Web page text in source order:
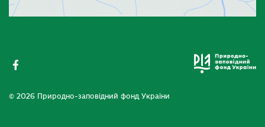
© 2026 Природно-заповідний фонд України